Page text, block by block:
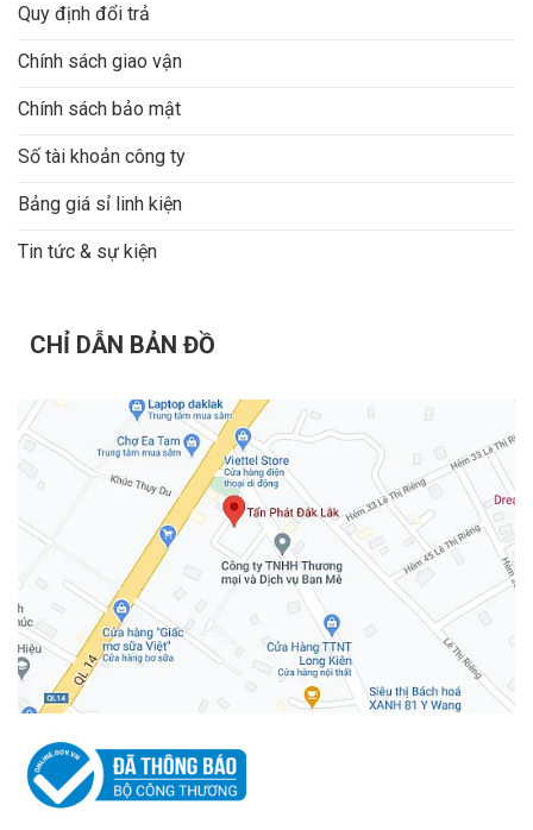
Quy định đổi trả
Chính sách giao vận
Chính sách bảo mật
Số tài khoản công ty
Bảng giá sỉ linh kiện
Tin tức & sự kiện
CHỈ DẪN BẢN ĐỒ